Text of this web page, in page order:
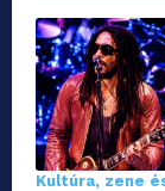
Kultúra, zene